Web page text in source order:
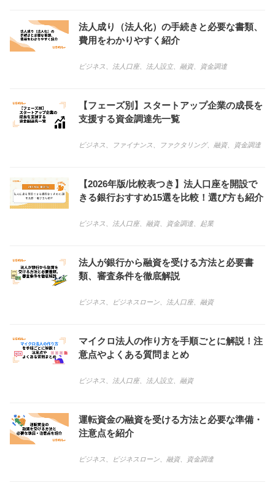
法人成り（法人化）の手続きと必要な書類、
費用をわかりやすく紹介
ビジネス 法人口座、 法人設立、 融資、 資金調達
【フェーズ別】スタートアップ企業の成長を
支援する資金調達先一覧
ビジネス ファイナンス ファクタリング、 融資、 資金調達
【2026年版/比較表つき】法人口座を開設で
きる銀行おすすめ15選を比較！選び方も紹介
ビジネス 法人口座、 融資、 資金調達 起業
法人が銀行から融資を受ける方法と必要書
類、審査条件を徹底解説
ビジネス ビジネスローン 法人口座、 融資
マイクロ法人の作り方を手順ごとに解説！注
意点やよくある質問まとめ
ビジネス 法人口座、 法人設立、 融資
運転資金の融資を受ける方法と必要な準備・
注意点を紹介
ビジネス ビジネスローン 融資、 資金調達